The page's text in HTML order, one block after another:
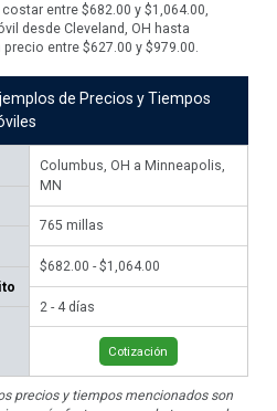
entre $682.00 y $1,064.00,
desde Cleveland, OH hasta
entre $627.00 y $979.00.
de Precios y Tiempos
Columbus, OH a Minneapolis,
MN
765 millas
$682.00 - $1,064.00
2 - 4 días
Cotización
precios y tiempos mencionados son